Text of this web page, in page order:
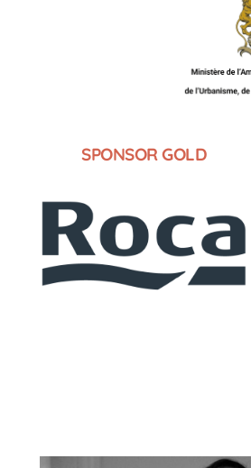
SPONSOR GOLD